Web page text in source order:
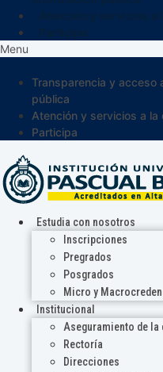
Menu
Transparencia y acceso
pública
Atención y servicios a la
Participa
Estudia con nosotros
Inscripciones
Pregrados
Posgrados
Micro y
Institucional
Aseguramiento de la
Rectoría
Direcciones